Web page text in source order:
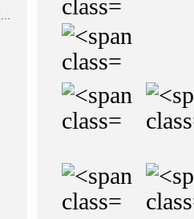
手动卷帘门在恶劣环境下的应用是怎样的